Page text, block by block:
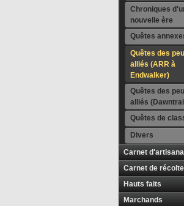
Chroniques
nouvelle ère
Quêtes
Quêtes des
alliés (ARR à
Endwalker)
Quêtes des
alliés
Quêtes de
Divers
Carnet
Carnet de récolte
Hauts faits
Marchands